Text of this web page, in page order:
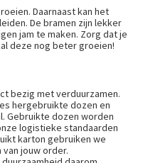
Daarnaast kan het
De bramen zijn lekker
jam te maken. Zorg dat je
deze nog beter groeien!
bezig met verduurzamen.
hergebruikte dozen en
Gebruikte dozen worden
logistieke standaarden
karton gebruiken we
jouw order.